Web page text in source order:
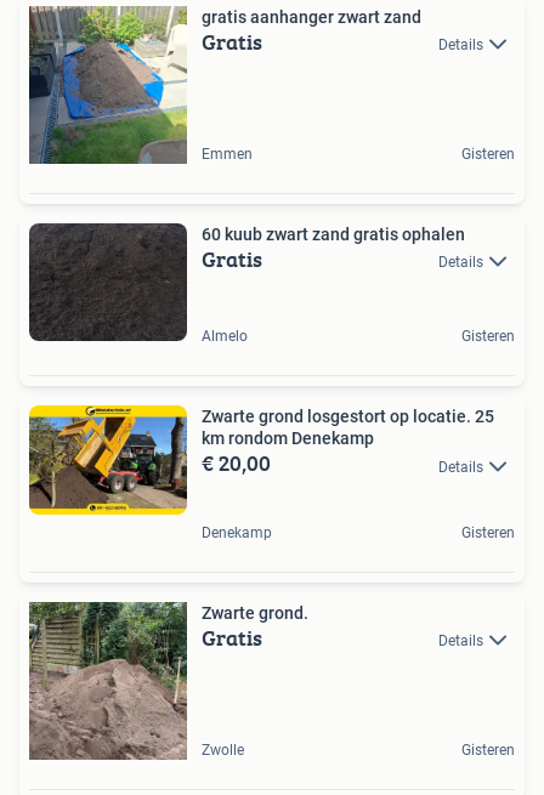
gratis aanhanger zwart zand
Gratis Details
Emmen Gisteren
60 kuub zwart zand gratis ophalen
Gratis Details
Almelo Gisteren
Zwarte grond losgestort op locatie. 25
km rondom Denekamp
€ 20,00 Details
Denekamp Gisteren
Zwarte grond.
Gratis Details
Zwolle Gisteren